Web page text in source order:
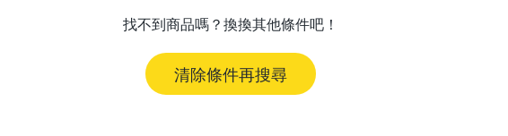
找不到商品嗎？換換其他條件吧！
清除條件再搜尋